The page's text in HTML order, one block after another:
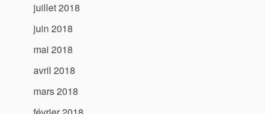
juillet 2018
juin 2018
mai 2018
avril 2018
mars 2018